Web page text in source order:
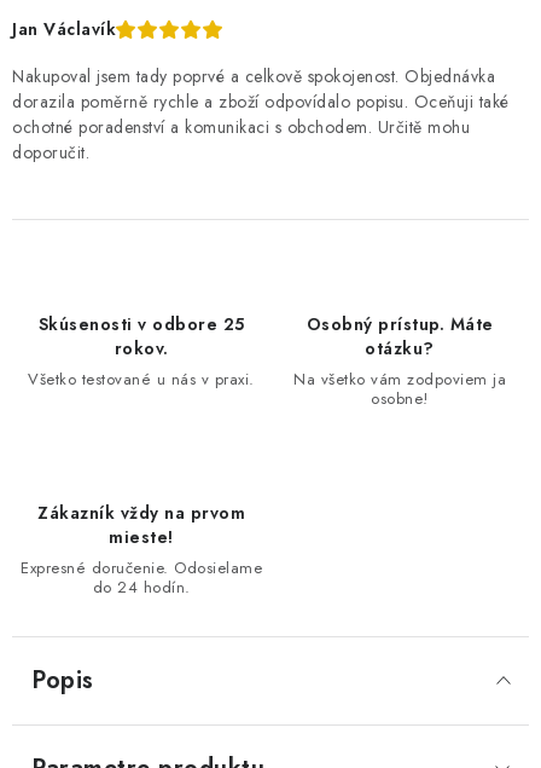
Jan Václavík
Nakupoval jsem tady poprvé a celkově spokojenost. Objednávka
dorazila poměrně rychle a zboží odpovídalo popisu. Oceňuji také
ochotné poradenství a komunikaci s obchodem. Určitě mohu
doporučit.
Skúsenosti v odbore 25
rokov.
Všetko testované u nás v praxi.
Osobný prístup. Máte
otázku?
Na všetko vám zodpoviem ja
osobne!
Zákazník vždy na prvom
mieste!
Expresné doručenie. Odosielame
do 24 hodín.
Popis